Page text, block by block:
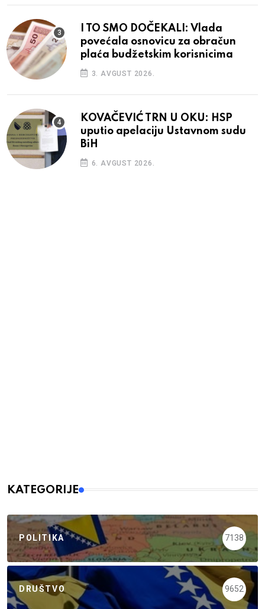
I TO SMO DOČEKALI: Vlada
povećala osnovicu za obračun
plaća budžetskim korisnicima
3. AVGUST 2026.
KOVAČEVIĆ TRN U OKU: HSP
uputio apelaciju Ustavnom sudu
BiH
6. AVGUST 2026.
KATEGORIJE
POLITIKA 7138
DRUŠTVO 9652